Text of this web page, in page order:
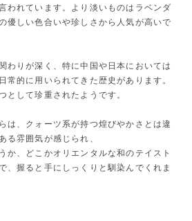
われています。より淡いものはラベンダ
優しい色合いや珍しさから人気が高いで
わりが深く、特に中国や日本においては
常的に用いられてきた歴史があります。
として珍重されたようです。
は、クォーツ系が持つ煌びやかさとは違
る雰囲気が感じられ、
か、どこかオリエンタルな和のテイスト
、握ると手にしっくりと馴染んでくれま